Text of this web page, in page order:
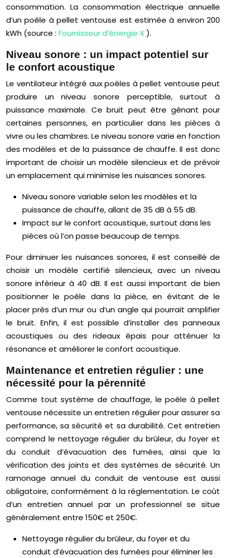
consommation. La consommation électrique annuelle
d’un poêle à pellet ventouse est estimée à environ 200
kWh (source : Fournisseur d’énergie X).
Niveau sonore : un impact potentiel sur
le confort acoustique
Le ventilateur intégré aux poêles à pellet ventouse peut
produire un niveau sonore perceptible, surtout à
puissance maximale. Ce bruit peut être gênant pour
certaines personnes, en particulier dans les pièces à
vivre ou les chambres. Le niveau sonore varie en fonction
des modèles et de la puissance de chauffe. Il est donc
important de choisir un modèle silencieux et de prévoir
un emplacement qui minimise les nuisances sonores.
Niveau sonore variable selon les modèles et la
puissance de chauffe, allant de 35 dB à 55 dB.
Impact sur le confort acoustique, surtout dans les
pièces où l’on passe beaucoup de temps.
Pour diminuer les nuisances sonores, il est conseillé de
choisir un modèle certifié silencieux, avec un niveau
sonore inférieur à 40 dB. Il est aussi important de bien
positionner le poêle dans la pièce, en évitant de le
placer près d’un mur ou d’un angle qui pourrait amplifier
le bruit. Enfin, il est possible d’installer des panneaux
acoustiques ou des rideaux épais pour atténuer la
résonance et améliorer le confort acoustique.
Maintenance et entretien régulier : une
nécessité pour la pérennité
Comme tout système de chauffage, le poêle à pellet
ventouse nécessite un entretien régulier pour assurer sa
performance, sa sécurité et sa durabilité. Cet entretien
comprend le nettoyage régulier du brûleur, du foyer et
du conduit d’évacuation des fumées, ainsi que la
vérification des joints et des systèmes de sécurité. Un
ramonage annuel du conduit de ventouse est aussi
obligatoire, conformément à la réglementation. Le coût
d’un entretien annuel par un professionnel se situe
généralement entre 150€ et 250€.
Nettoyage régulier du brûleur, du foyer et du
conduit d’évacuation des fumées pour éliminer les